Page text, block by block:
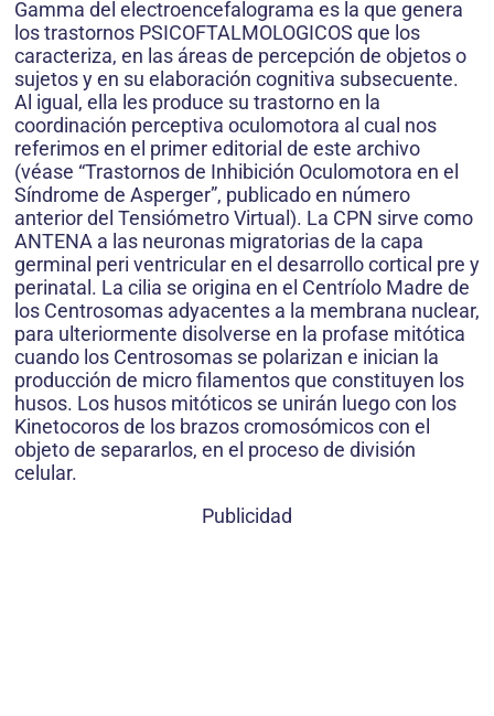
Gamma del electroencefalograma es la que genera
los trastornos PSICOFTALMOLOGICOS que los
caracteriza, en las áreas de percepción de objetos o
sujetos y en su elaboración cognitiva subsecuente.
Al igual, ella les produce su trastorno en la
coordinación perceptiva oculomotora al cual nos
referimos en el primer editorial de este archivo
(véase “Trastornos de Inhibición Oculomotora en el
Síndrome de Asperger”, publicado en número
anterior del Tensiómetro Virtual). La CPN sirve como
ANTENA a las neuronas migratorias de la capa
germinal peri ventricular en el desarrollo cortical pre y
perinatal. La cilia se origina en el Centríolo Madre de
los Centrosomas adyacentes a la membrana nuclear,
para ulteriormente disolverse en la profase mitótica
cuando los Centrosomas se polarizan e inician la
producción de micro filamentos que constituyen los
husos. Los husos mitóticos se unirán luego con los
Kinetocoros de los brazos cromosómicos con el
objeto de separarlos, en el proceso de división
celular.
Publicidad